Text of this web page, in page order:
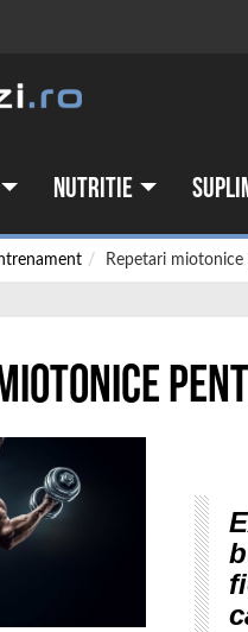
Nutritie
Repetari